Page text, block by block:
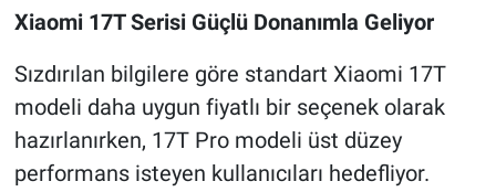
Xiaomi 17T Serisi Güçlü Donanımla Geliyor
Sızdırılan bilgilere göre standart Xiaomi 17T
modeli daha uygun fiyatlı bir seçenek olarak
hazırlanırken, 17T Pro modeli üst düzey
performans isteyen kullanıcıları hedefliyor.